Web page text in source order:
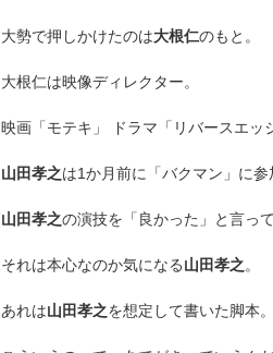
大勢で押しかけたのは大根仁のもと。
大根仁は映像ディレクター。
映画「モテキ」 ドラマ「リバースエッ
山田孝之は1か月前に「バクマン」に参
山田孝之の演技を「良かった」と言って
それは本心なのか気になる山田孝之。
あれは山田孝之を想定して書いた脚本。